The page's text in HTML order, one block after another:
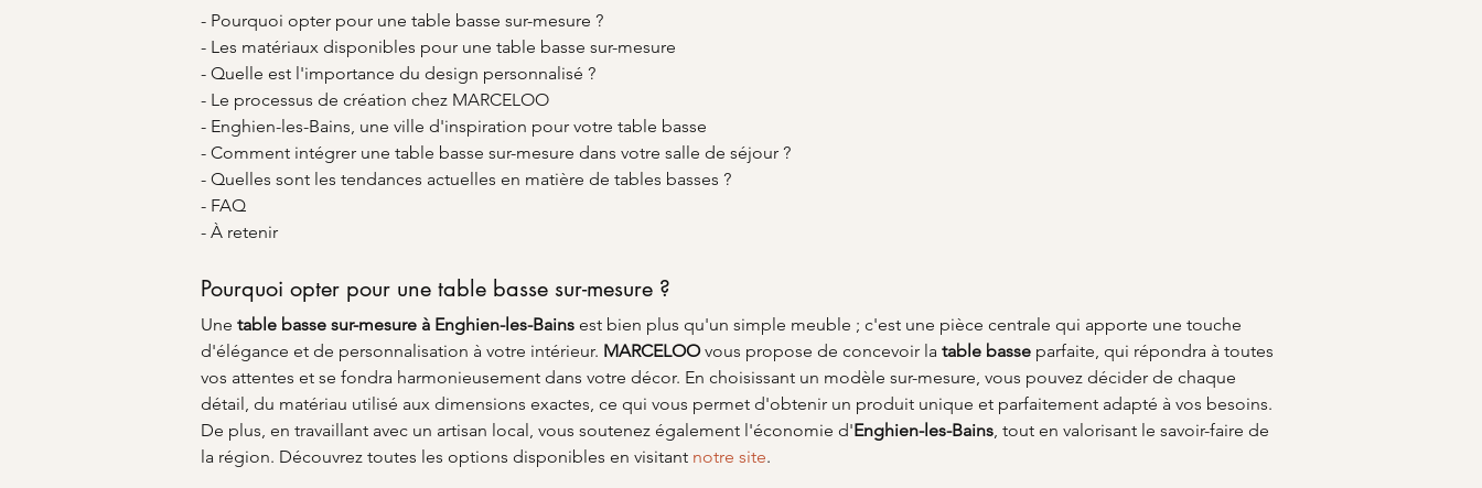
- Pourquoi opter pour une table basse sur-mesure ?
- Les matériaux disponibles pour une table basse sur-mesure
- Quelle est l'importance du design personnalisé ?
- Le processus de création chez MARCELOO
- Enghien-les-Bains, une ville d'inspiration pour votre table basse
- Comment intégrer une table basse sur-mesure dans votre salle de séjour ?
- Quelles sont les tendances actuelles en matière de tables basses ?
- FAQ
- À retenir
Pourquoi opter pour une table basse sur-mesure ?
Une table basse sur-mesure à Enghien-les-Bains est bien plus qu'un simple meuble ; c'est une pièce centrale qui apporte une touche
d'élégance et de personnalisation à votre intérieur. MARCELOO vous propose de concevoir la table basse parfaite, qui répondra à toutes
vos attentes et se fondra harmonieusement dans votre décor. En choisissant un modèle sur-mesure, vous pouvez décider de chaque
détail, du matériau utilisé aux dimensions exactes, ce qui vous permet d'obtenir un produit unique et parfaitement adapté à vos besoins.
De plus, en travaillant avec un artisan local, vous soutenez également l'économie d'Enghien-les-Bains, tout en valorisant le savoir-faire de
la région. Découvrez toutes les options disponibles en visitant notre site.